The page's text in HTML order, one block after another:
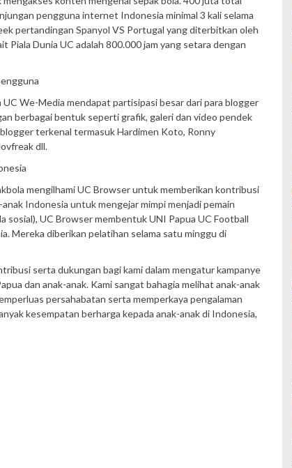
pengguna internet Indonesia minimal 3 kali selama
pertandingan Spanyol VS Portugal yang diterbitkan oleh
Dunia UC adalah 800.000 jam yang setara dengan
We-Media mendapat partisipasi besar dari para blogger
berbagai bentuk seperti grafik, galeri dan video pendek
terkenal termasuk Hardimen Koto, Ronny
dll.
mengilhami UC Browser untuk memberikan kontribusi
Indonesia untuk mengejar mimpi menjadi pemain
sosial), UC Browser membentuk UNI Papua UC Football
Mereka diberikan pelatihan selama satu minggu di
serta dukungan bagi kami dalam mengatur kampanye
dan anak-anak. Kami sangat bahagia melihat anak-anak
persahabatan serta memperkaya pengalaman
kesempatan berharga kepada anak-anak di Indonesia,